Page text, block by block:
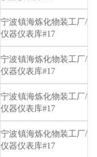
宁波镇海炼化物装工厂/
仪器仪表库#17
宁波镇海炼化物装工厂/
仪器仪表库#17
宁波镇海炼化物装工厂/
仪器仪表库#17
宁波镇海炼化物装工厂/
仪器仪表库#17